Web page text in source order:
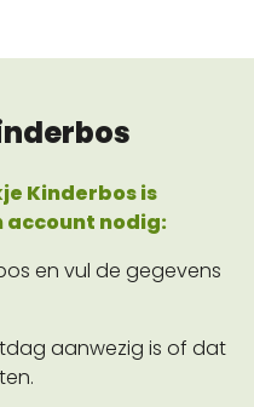
Kinderbos is
account nodig:
en vul de gegevens
aanwezig is of dat